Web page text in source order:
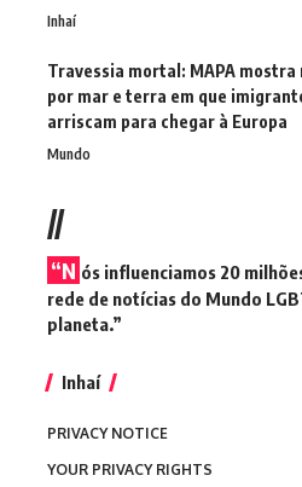
Inhaí
Travessia mortal: MAPA mostra
por mar e terra em que
arriscam para chegar à Europa
Mundo
//
“N ós influenciamos 20
rede de notícias do Mundo
planeta.”
Inhaí
PRIVACY NOTICE
YOUR PRIVACY RIGHTS